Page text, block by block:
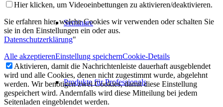
Seminare
Produkte für Professionals
Hier klicken, um Videoeinbettungen zu aktivieren/deaktivieren.
Sie erfahren hier, welche Cookies wir verwenden oder schalten Sie
sie in den Einstellungen ein oder aus.
Datenschutzerklärung"
Alle akzeptierenEinstellung speichernCookie-Details
Aktivieren, damit die Nachrichtenleiste dauerhaft ausgeblendet
wird und alle Cookies, denen nicht zugestimmt wurde, abgelehnt
werden. Wir benötigen zwei Cookies, damit diese Einstellung
gespeichert wird. Andernfalls wird diese Mitteilung bei jedem
Seitenladen eingeblendet werden.